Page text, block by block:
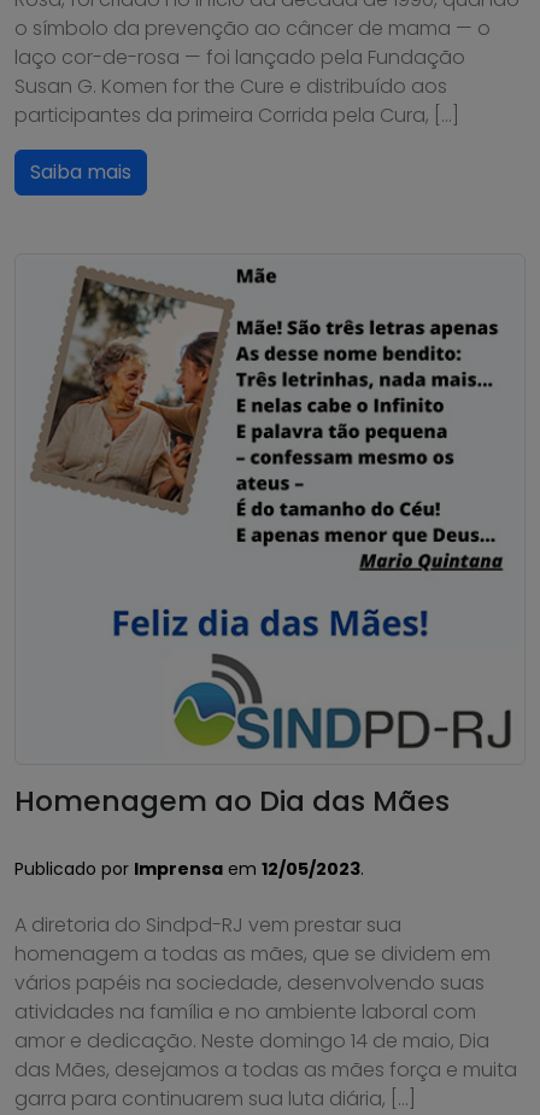
o símbolo da prevenção ao câncer de mama — o
laço cor-de-rosa — foi lançado pela Fundação
Susan G. Komen for the Cure e distribuído aos
participantes da primeira Corrida pela Cura, […]
Saiba mais
Homenagem ao Dia das Mães
Publicado por Imprensa em 12/05/2023.
A diretoria do Sindpd-RJ vem prestar sua
homenagem a todas as mães, que se dividem em
vários papéis na sociedade, desenvolvendo suas
atividades na família e no ambiente laboral com
amor e dedicação. Neste domingo 14 de maio, Dia
das Mães, desejamos a todas as mães força e muita
garra para continuarem sua luta diária, […]